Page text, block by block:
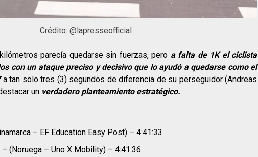
Crédito: @lapresseofficial
parecía quedarse sin fuerzas, pero a falta de 1K el ciclista
con un ataque preciso y decisivo que lo ayudó a quedarse como el
a tan solo tres (3) segundos de diferencia de su perseguidor (Andreas
un verdadero planteamiento estratégico.
– EF Education Easy Post) – 4:41:33
(Noruega – Uno X Mobility) – 4:41:36